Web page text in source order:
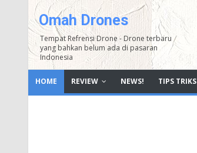
Omah Drones
Tempat Refrensi Drone - Drone terbaru
yang bahkan belum ada di pasaran
Indonesia
HOME REVIEW NEWS! TIPS TRIKS